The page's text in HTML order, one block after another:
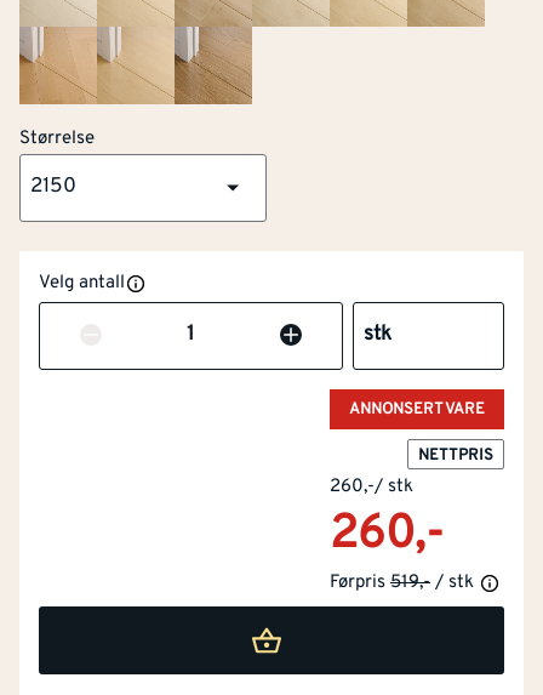
Størrelse
2150
Velg antall
Antall stk
ANNONSERT VARE
NETTPRIS
260,-/ stk
260,-
Førpris 519,- / stk
101216436
PEFC
bærekraftig forvaltet skog.